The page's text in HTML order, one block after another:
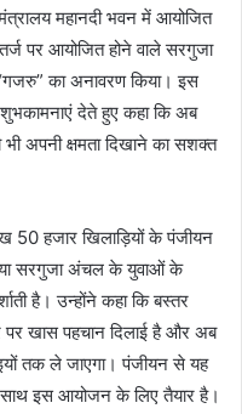
महानदी भवन में आयोजित
पर आयोजित होने वाले सरगुजा
का अनावरण किया। इस
देते हुए कहा कि अब
अपनी क्षमता दिखाने का सशक्त
हजार खिलाड़ियों के पंजीयन
सरगुजा अंचल के युवाओं के
है। उन्होंने कहा कि बस्तर
पर खास पहचान दिलाई है और अब
तक ले जाएगा। पंजीयन से यह
इस आयोजन के लिए तैयार है।